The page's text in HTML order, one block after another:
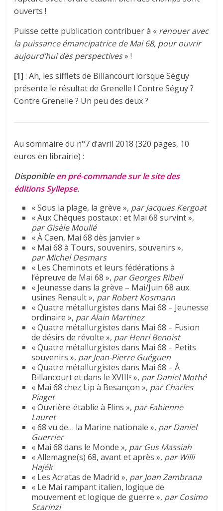
ouverts !
Puisse cette publication contribuer à « renouer avec
la puissance émancipatrice de Mai 68, pour ouvrir
aujourd’hui des perspectives» !
[1] : Ah, les sifflets de Billancourt lorsque Séguy
présente le résultat de Grenelle ! Contre Séguy ?
Contre Grenelle ? Un peu des deux ?
Au sommaire du n°7 d’avril 2018 (320 pages, 10
euros en librairie) :
Disponibleen pré-commande sur le site des
éditions Syllepse.
« Sous la plage, la grève », par Jacques Kergoat
« Aux Chèques postaux : et Mai 68 survint »,
par Gisèle Moulié
« À Caen, Mai 68 dès janvier »
« Mai 68 à Tours, souvenirs, souvenirs »,
par Michel Desmars
« Les Cheminots et leurs fédérations à
l’épreuve de Mai 68 », par Georges Ribeil
« Jeunesse dans la grève – Mai/Juin 68 aux
usines Renault », par Robert Kosmann
« Quatre métallurgistes dans Mai 68 – Jeunesse
ordinaire », par Alain Martinez
« Quatre métallurgistes dans Mai 68 – Fusion
de désirs de révolte », par Henri Benoist
« Quatre métallurgistes dans Mai 68 – Petits
souvenirs », par Jean-Pierre Guéguen
« Quatre métallurgistes dans Mai 68 – À
Billancourt et dans le XVIIIe », par Daniel Mothé
« Mai 68 chez Lip à Besançon », par Charles
Piaget
« Ouvrière-établie à Flins », par Fabienne
Lauret
« 68 vu de… la Marine nationale », par Daniel
Guerrier
« Mai 68 dans le Monde », par Gus Massiah
« Allemagne(s) 68, avant et après », par Willi
Hajék
« Les Acratas de Madrid », par JoanZambrana
« Le Mai rampant italien, logique de
mouvement et logique de guerre », par Cosimo
Scarinzi